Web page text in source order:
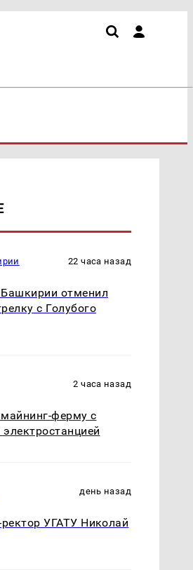
22 часа назад
отменил
с Голубого
2 часа назад
ферму с
день назад
УГАТУ Николай